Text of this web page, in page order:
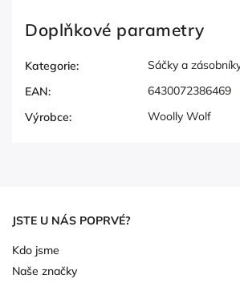
Doplňkové parametry
Kategorie:
Sáčky a
EAN:
6430072386469
Výrobce: Woolly Wolf
JSTE U NÁS POPRVÉ?
Kdo jsme
Naše značky